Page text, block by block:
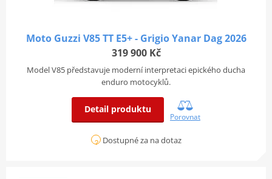
Moto Guzzi V85 TT E5+ - Grigio Yanar Dag 2026
319 900 Kč
Model V85 představuje moderní interpretaci epického ducha
enduro motocyklů.
Detail produktu
Porovnat
Dostupné za na dotaz